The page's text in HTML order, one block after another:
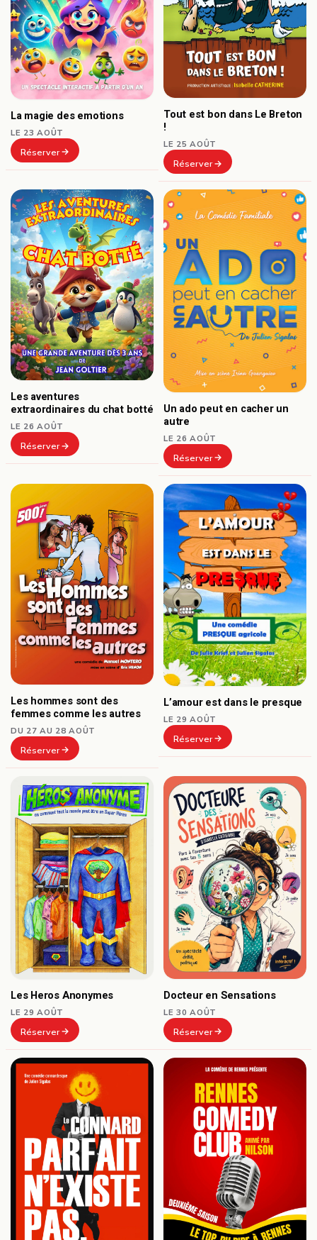
La magie des emotions
LE 23 AOÛT
Réserver
Tout est bon dans Le Breton
!
LE 25 AOÛT
Réserver
Les aventures
extraordinaires du chat botté
LE 26 AOÛT
Réserver
Un ado peut en cacher un
autre
LE 26 AOÛT
Réserver
Les hommes sont des
femmes comme les autres
DU 27 AU 28 AOÛT
Réserver
L’amour est dans le presque
LE 29 AOÛT
Réserver
Les Heros Anonymes
LE 29 AOÛT
Réserver
Docteur en Sensations
LE 30 AOÛT
Réserver